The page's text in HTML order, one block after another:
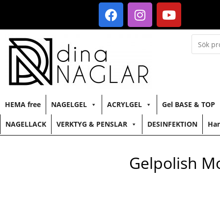
HEMA free NAGELGEL ACRYLGEL Gel BASE & TOP
NAGELLACK VERKTYG & PENSLAR DESINFEKTION
Gelpolish